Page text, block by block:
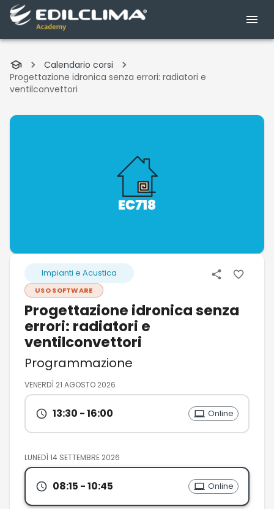
Calendario corsi
Progettazione idronica senza errori: radiatori e
ventilconvettori
Impianti e Acustica
USO SOFTWARE
Progettazione idronica senza
errori: radiatori e
ventilconvettori
Programmazione
VENERDÌ 21 AGOSTO 2026
13:30 - 16:00 Online
LUNEDÌ 14 SETTEMBRE 2026
08:15 - 10:45 Online